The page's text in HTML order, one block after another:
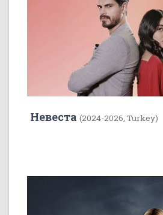
Невеста (2024-2026, Turkey)